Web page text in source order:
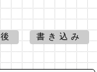
書き込み